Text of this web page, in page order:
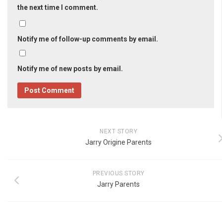
the next time I comment.
Notify me of follow-up comments by email.
Notify me of new posts by email.
NEXT STORY
Jarry Origine Parents
PREVIOUS STORY
Jarry Parents